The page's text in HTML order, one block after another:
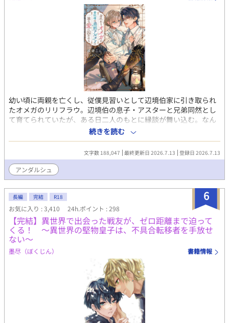
幼い頃に両親を亡くし、従僕見習いとして辺境伯家に引き取られ
たオメガのリリフラウ。辺境伯の息子・アスターと兄弟同然とし
て育てられていたが、ある日二人のもとに縁談が舞い込む。なん
と、相手は第四王子と侯爵令息だった。アスターから身分を入れ
替わって互いの婚約者候補を見極めようと言われ、しぶしぶ引き
受けたリリフラウ。だが、婚約者候補の一人、リドリーを見た瞬
間、リリフラウはヒートを迎えてしまう。第四王子らしき彼は、
リリフラウの運命の番だった！ さらに、リリフラウの婚約者候
補のはずの、侯爵令息ウィンダムがアスターの運命の番だと判
明。身分を偽ったままという罪悪感を抱えながらも、リリフラウ
は本能からリドリーに惹かれていき……!? 嘘から始まる、切な
く甘いラブロマンス！
続きを読む
文字数 188,047 最終更新日 2026.7.13 登録日 2026.7.13
アンダルシュ
6
長編 完結 R18
お気に入り : 3,410 24h.ポイント : 298
【完結】異世界で出会った戦友が、ゼロ距離まで迫って
くる！ ～異世界の堅物皇子は、不具合転移者を手放せ
ない～
墨尽（ぼくじん） 書籍情報